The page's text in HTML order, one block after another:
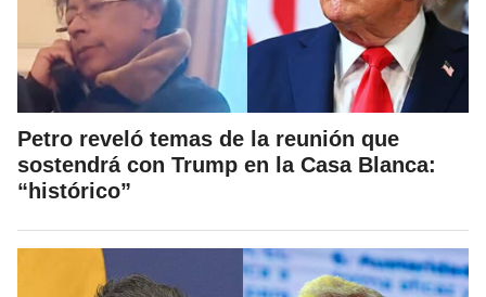
Petro reveló temas de la reunión que
sostendrá con Trump en la Casa Blanca:
“histórico”